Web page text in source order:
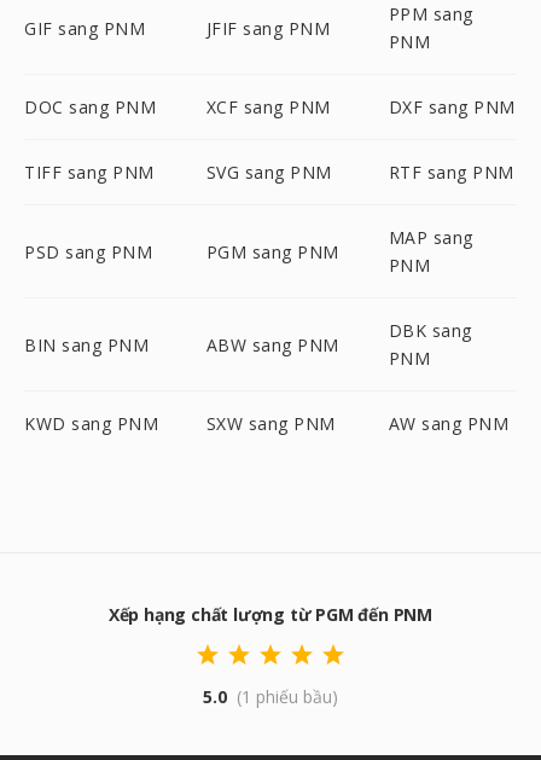
GIF sang PNM JFIF sang PNM
PPM sang
PNM
DOC sang PNM XCF sang PNM DXF sang PNM
TIFF sang PNM SVG sang PNM RTF sang PNM
PSD sang PNM PGM sang PNM
MAP sang
PNM
BIN sang PNM ABW sang PNM
DBK sang
PNM
KWD sang PNM SXW sang PNM AW sang PNM
Xếp hạng chất lượng từ PGM đến PNM
5.0 (1 phiếu bầu)